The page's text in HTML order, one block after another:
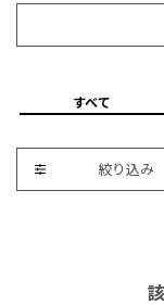
すべて
絞り込み